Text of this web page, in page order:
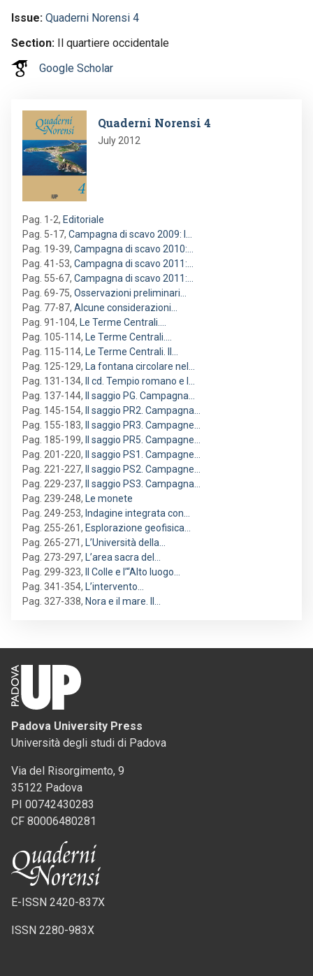
Issue Quaderni Norensi 4
Section Il quartiere occidentale
Google Scholar
Quaderni Norensi 4
July 2012
Pag. 1-2, Editoriale
Pag. 5-17, Campagna di scavo 2009: l…
Pag. 19-39, Campagna di scavo 2010:…
Pag. 41-53, Campagna di scavo 2011:…
Pag. 55-67, Campagna di scavo 2011:…
Pag. 69-75, Osservazioni preliminari…
Pag. 77-87, Alcune considerazioni…
Pag. 91-104, Le Terme Centrali.…
Pag. 105-114, Le Terme Centrali.…
Pag. 115-114, Le Terme Centrali. Il…
Pag. 125-129, La fontana circolare nel…
Pag. 131-134,
Il cd. Tempio romano e l…
Pag. 137-144,
Il saggio PG. Campagna…
Pag. 145-154,
Il saggio PR2. Campagna…
Pag. 155-183,
Il saggio PR3. Campagne…
Pag. 185-199,
Il saggio PR5. Campagne…
Pag. 201-220,
Il saggio PS1. Campagne…
Pag. 221-227,
Il saggio PS2. Campagne…
Pag. 229-237,
Il saggio PS3. Campagna…
Pag. 239-248, Le monete
Pag. 249-253, Indagine integrata con…
Pag. 255-261, Esplorazione geofisica…
Pag. 265-271, L’Università della…
Pag. 273-297, L’area sacra del…
Pag. 299-323,
Il Colle e l’“Alto luogo…
Pag. 341-354, L’intervento…
Pag. 327-338, Nora e il mare. Il…
Padova University Press
Università degli studi di Padova
Via del Risorgimento, 9
35122 Padova
PI 00742430283
CF 80006480281
E-ISSN 2420-837X
ISSN 2280-983X